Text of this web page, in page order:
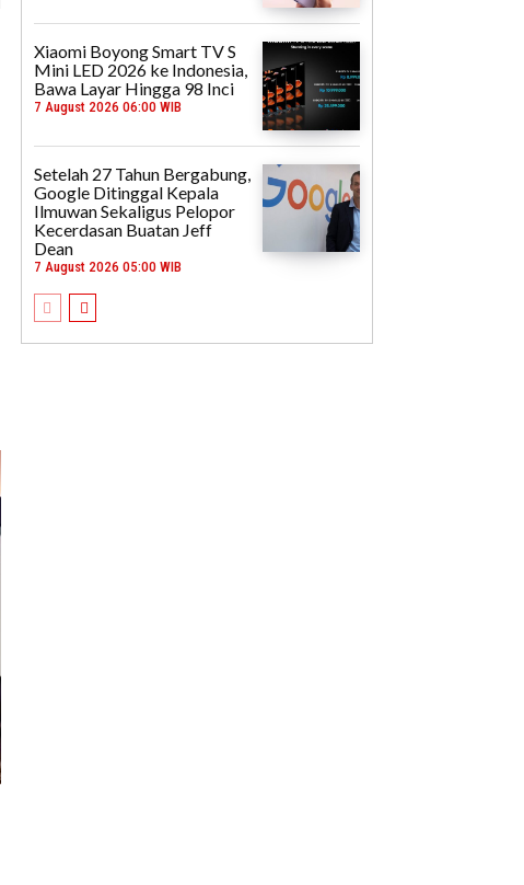
Xiaomi Boyong Smart TV S
Mini LED 2026 ke Indonesia,
Bawa Layar Hingga 98 Inci
7 August 2026 06:00 WIB
Setelah 27 Tahun Bergabung,
Google Ditinggal Kepala
Ilmuwan Sekaligus Pelopor
Kecerdasan Buatan Jeff
Dean
7 August 2026 05:00 WIB